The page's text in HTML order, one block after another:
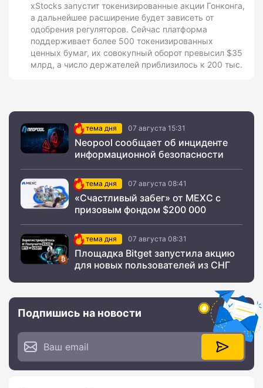
xStocks запустит токенизированные акции Гонконга,
а дальнейшее расширение будет зависеть от
одобрения регуляторов. Сейчас платформа
поддерживает более 500 токенизированных
ценных бумаг, их совокупный оборот превысил $35
млрд, а число держателей приблизилось к 200 тыс.
тема дня 07 августа 15:31
Neopool сообщает об инциденте
информационной безопасности
тема дня 07 августа 08:41
«Счастливый забег» от MEXC с
призовым фондом $200 000
тема дня 07 августа 08:31
Площадка Bitget запустила акцию
для новых пользователей из СНГ
Подпишись на новости